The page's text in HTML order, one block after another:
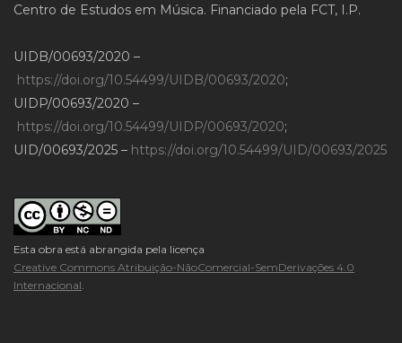
Centro de Estudos em Música. Financiado pela FCT, I.P.
UIDB/00693/2020 –
https://doi.org/10.54499/UIDB/00693/2020;
UIDP/00693/2020 –
https://doi.org/10.54499/UIDP/00693/2020;
UID/00693/2025 – https://doi.org/10.54499/UID/00693/2025
Esta obra está abrangida pela licença
Creative Commons Atribuição-NãoComercial-SemDerivações 4.0
Internacional